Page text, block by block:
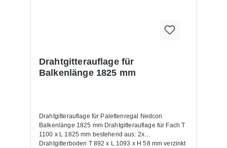
Drahtgitterauflage für
Balkenlänge 1825 mm
Drahtgitterauflage für Palettenregal Nedcon
Balkenlänge 1825 mm Drahtgitterauflage für Fach T
1100 x L 1825 mm bestehend aus: 2x
Drahtgitterboden T 892 x L 1093 x H 58 mm verzinkt